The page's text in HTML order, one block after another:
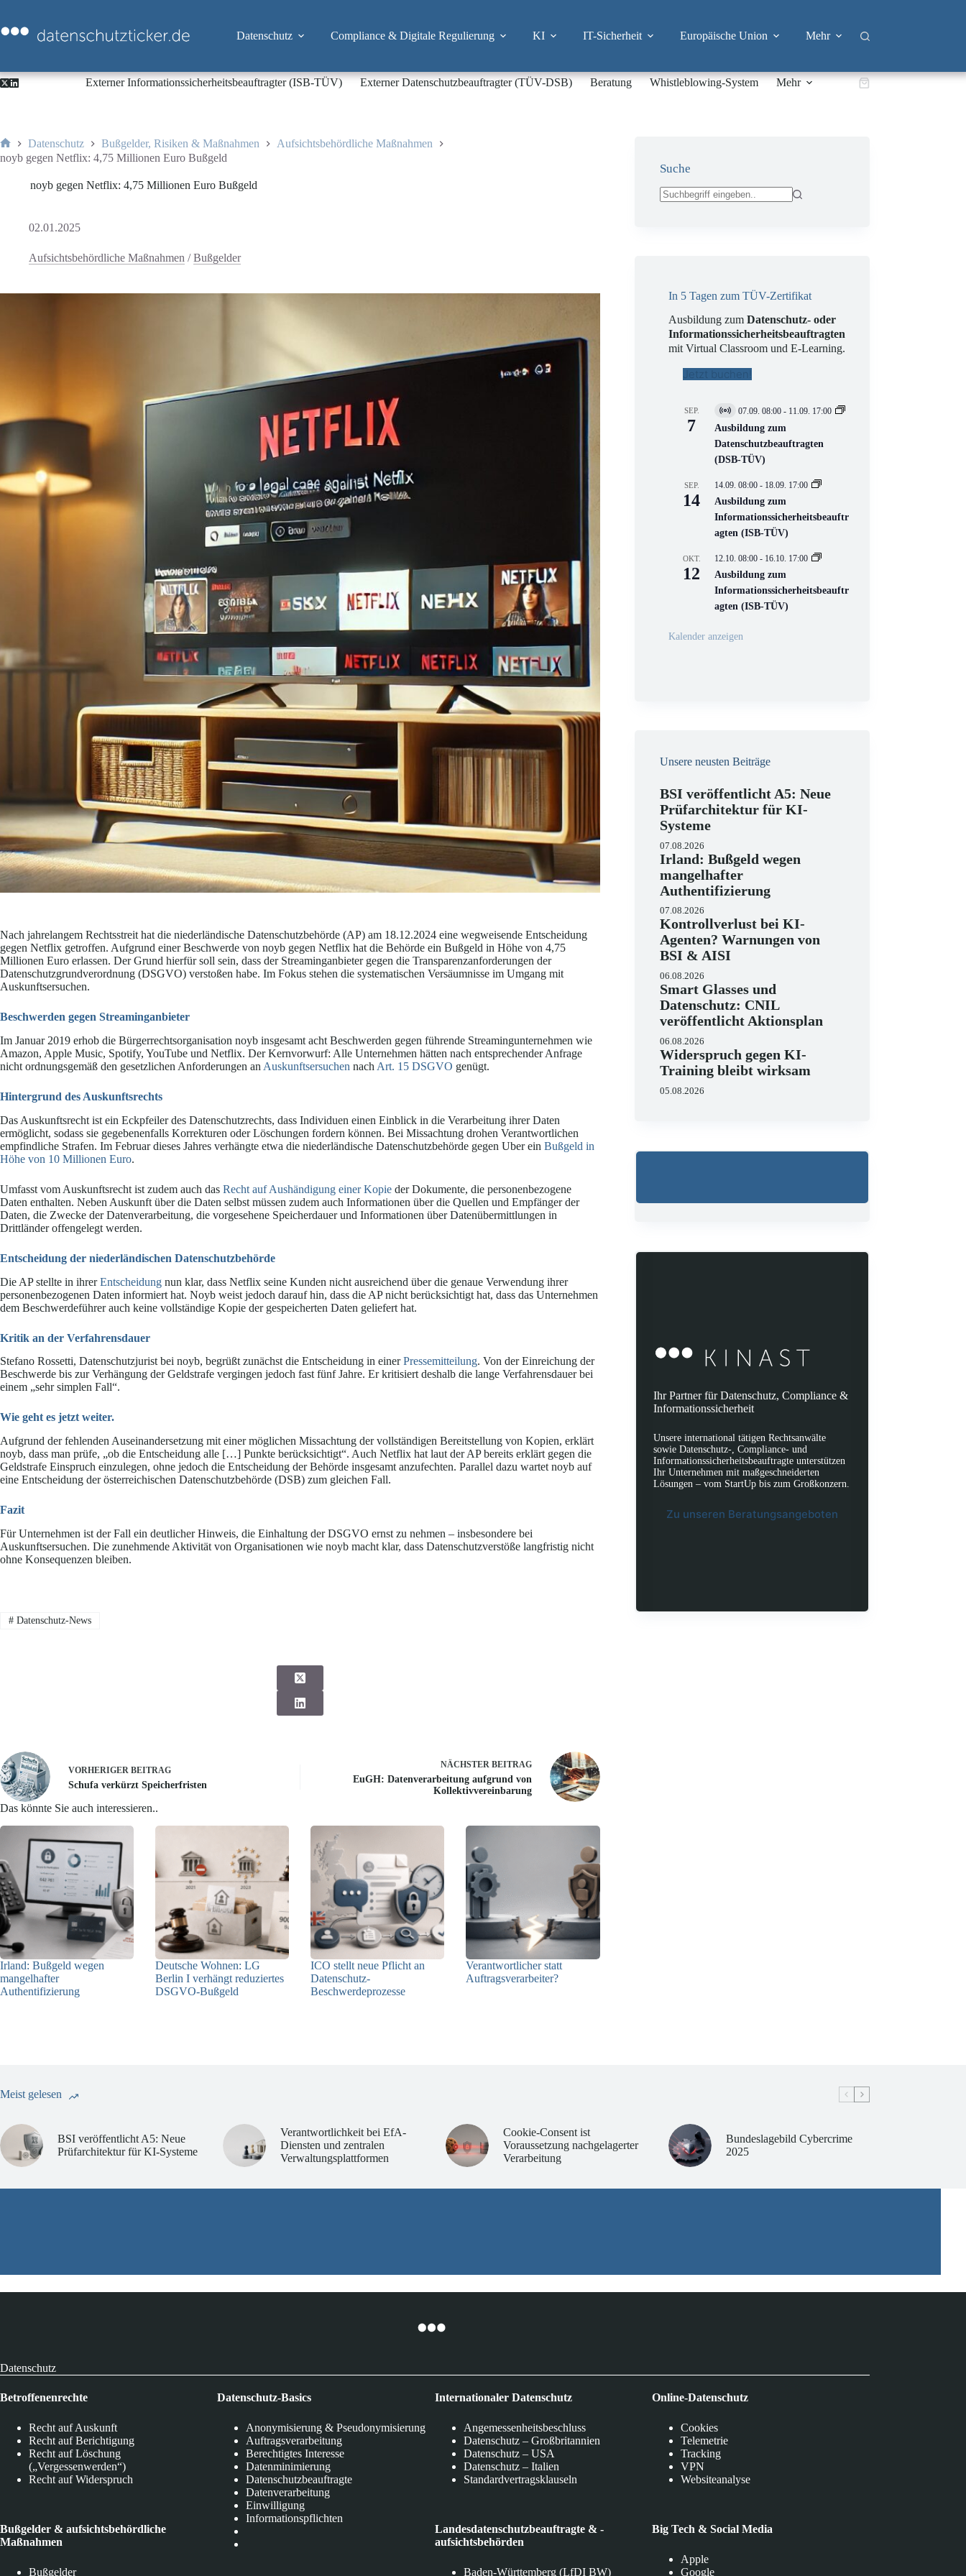
springen
Datenschutz Compliance & Digitale Regulierung KI IT-Sicherheit Europäische Union Mehr
Externer Informationssicherheitsbeauftragter (ISB-TÜV) Externer Datenschutzbeauftragter (TÜV-DSB) Beratung Whistleblowing-System Mehr Warenkorb
Start
Datenschutz Bußgelder, Risiken & Maßnahmen
Aufsichtsbehördliche Maßnahmen
noyb gegen Netflix: 4,75 Millionen Euro Bußgeld
noyb gegen Netflix: 4,75 Millionen Euro Bußgeld
02.01.2025
Aufsichtsbehördliche Maßnahmen /Bußgelder
Nach jahrelangem Rechtsstreit hat die niederländische Datenschutzbehörde (AP) am 18.12.2024 eine wegweisende Entscheidung
gegen Netflix getroffen. Aufgrund einer Beschwerde von noyb gegen Netflix hat die Behörde ein Bußgeld in Höhe von 4,75
Millionen Euro erlassen. Der Grund hierfür soll sein, dass der Streaminganbieter gegen die Transparenzanforderungen der
Datenschutzgrundverordnung (DSGVO) verstoßen habe. Im Fokus stehen die systematischen Versäumnisse im Umgang mit
Auskunftsersuchen.
Beschwerden gegen Streaminganbieter
Im Januar 2019 erhob die Bürgerrechtsorganisation noyb insgesamt acht Beschwerden gegen führende Streamingunternehmen wie
Amazon, Apple Music, Spotify, YouTube und Netflix. Der Kernvorwurf: Alle Unternehmen hätten nach entsprechender Anfrage
nicht ordnungsgemäß den gesetzlichen Anforderungen an Auskunftsersuchen nach Art. 15 DSGVO genügt.
Hintergrund des Auskunftsrechts
Das Auskunftsrecht ist ein Eckpfeiler des Datenschutzrechts, dass Individuen einen Einblick in die Verarbeitung ihrer Daten
ermöglicht, sodass sie gegebenenfalls Korrekturen oder Löschungen fordern können. Bei Missachtung drohen Verantwortlichen
empfindliche Strafen. Im Februar dieses Jahres verhängte etwa die niederländische Datenschutzbehörde gegen Uber ein Bußgeld in
Höhe von 10 Millionen Euro.
Umfasst vom Auskunftsrecht ist zudem auch das Recht auf Aushändigung einer Kopie der Dokumente, die personenbezogene
Daten enthalten. Neben Auskunft über die Daten selbst müssen zudem auch Informationen über die Quellen und Empfänger der
Daten, die Zwecke der Datenverarbeitung, die vorgesehene Speicherdauer und Informationen über Datenübermittlungen in
Drittländer offengelegt werden.
Entscheidung der niederländischen Datenschutzbehörde
Die AP stellte in ihrerEntscheidung nun klar, dass Netflix seine Kunden nicht ausreichend über die genaue Verwendung ihrer
personenbezogenen Daten informiert hat. Noyb weist jedoch darauf hin, dass die AP nicht berücksichtigt hat, dass das Unternehmen
dem Beschwerdeführer auch keine vollständige Kopie der gespeicherten Daten geliefert hat.
Kritik an der Verfahrensdauer
Stefano Rossetti, Datenschutzjurist bei noyb, begrüßt zunächst die Entscheidung in einerPressemitteilung. Von der Einreichung der
Beschwerde bis zur Verhängung der Geldstrafe vergingen jedoch fast fünf Jahre. Er kritisiert deshalb die lange Verfahrensdauer bei
einem „sehr simplen Fall“.
Wie geht es jetzt weiter.
Aufgrund der fehlenden Auseinandersetzung mit einer möglichen Missachtung der vollständigen Bereitstellung von Kopien, erklärt
noyb, dass man prüfe, „ob die Entscheidung alle […] Punkte berücksichtigt“. Auch Netflix hat laut der AP bereits erklärt gegen die
Geldstrafe Einspruch einzulegen, ohne jedoch die Entscheidung der Behörde insgesamt anzufechten. Parallel dazu wartet noyb auf
eine Entscheidung der österreichischen Datenschutzbehörde (DSB) zum gleichen Fall.
Fazit
Für Unternehmen ist der Fall ein deutlicher Hinweis, die Einhaltung der DSGVO ernst zu nehmen – insbesondere bei
Auskunftsersuchen. Die zunehmende Aktivität von Organisationen wie noyb macht klar, dass Datenschutzverstöße langfristig nicht
ohne Konsequenzen bleiben.
#Datenschutz-News
VORHERIGER BEITRAG
Schufa verkürzt Speicherfristen
NÄCHSTER BEITRAG
EuGH: Datenverarbeitung aufgrund von
Kollektivvereinbarung
Das könnte Sie auch interessieren..
Irland: Bußgeld wegen
mangelhafter
Authentifizierung
Deutsche Wohnen: LG
Berlin I verhängt reduziertes
DSGVO-Bußgeld
ICO stellt neue Pflicht an
Datenschutz-
Beschwerdeprozesse
Verantwortlicher statt
Auftragsverarbeiter?
Suche
In 5 Tagen zum TÜV-Zertifikat
Ausbildung zumDatenschutz- oder
Informationssicherheitsbeauftragten
mit Virtual Classroom und E-Learning.
Jetzt buchen!
SEP.
7
V
i
t
u
l
V
e
r
n
s
t
a
t
n
07.09. 08:00 - 11.09. 17:00
Ausbildung zum
Datenschutzbeauftragten
(DSB-TÜV)
SEP.
14
14.09. 08:00 - 18.09. 17:00
Ausbildung zum
Informationssicherheitsbeauftr
agten (ISB-TÜV)
OKT.
12
12.10. 08:00 - 16.10. 17:00
Ausbildung zum
Informationssicherheitsbeauftr
agten (ISB-TÜV)
Kalender anzeigen
Unsere neusten Beiträge
BSI veröffentlicht A5: Neue
Prüfarchitektur für KI-
Systeme
07.08.2026
Irland: Bußgeld wegen
mangelhafter
Authentifizierung
07.08.2026
Kontrollverlust bei KI-
Agenten? Warnungen von
BSI & AISI
06.08.2026
Smart Glasses und
Datenschutz: CNIL
veröffentlicht Aktionsplan
06.08.2026
Widerspruch gegen KI-
Training bleibt wirksam
05.08.2026
Ihr Partner für Datenschutz, Compliance &
Informationssicherheit
Unsere international tätigen Rechtsanwälte
sowie Datenschutz-, Compliance- und
Informationssicherheitsbeauftragte unterstützen
Ihr Unternehmen mit maßgeschneiderten
Lösungen – vom StartUp bis zum Großkonzern.
Zu unseren Beratungsangeboten
Meist gelesen
BSI veröffentlicht A5: Neue
Prüfarchitektur für KI-Systeme
Verantwortlichkeit bei EfA-
Diensten und zentralen
Verwaltungsplattformen
Cookie-Consent ist
Voraussetzung nachgelagerter
Verarbeitung
Bundeslagebild Cybercrime
2025
Datenschutz
Betroffenenrechte
Recht auf Auskunft
Recht auf Berichtigung
Recht auf Löschung
(„Vergessenwerden“)
Recht auf Widerspruch
Bußgelder & aufsichtsbehördliche
Maßnahmen
Bußgelder
Datenschutz-Basics
Anonymisierung & Pseudonymisierung
Auftragsverarbeitung
Berechtigtes Interesse
Datenminimierung
Datenschutzbeauftragte
Datenverarbeitung
Einwilligung
Informationspflichten
Internationaler Datenschutz
Angemessenheitsbeschluss
Datenschutz – Großbritannien
Datenschutz – USA
Datenschutz – Italien
Standardvertragsklauseln
Landesdatenschutzbeauftragte & -
aufsichtsbehörden
Baden-Württemberg (LfDI BW)
Online-Datenschutz
Cookies
Telemetrie
Tracking
VPN
Websiteanalyse
Big Tech & Social Media
Apple
Google